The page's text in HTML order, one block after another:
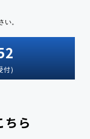
い。
付)
ちら